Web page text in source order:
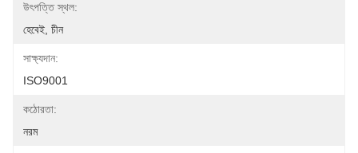
উৎপত্তি স্থল:
হেবেই, চীন
সাক্ষ্যদান:
ISO9001
কঠোরতা:
নরম